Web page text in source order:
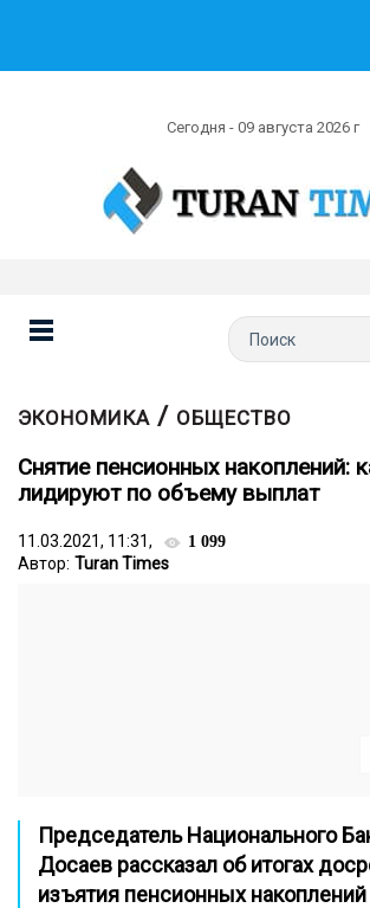
Сегодня - 09 августа 2026 г
ЭКОНОМИКА / ОБЩЕСТВО
Снятие пенсионных накоплений:
лидируют по объему выплат
11.03.2021, 11:31, 1 099
Автор: Turan Times
Председатель Национального
Досаев рассказал об итогах
изъятия пенсионных накоплений